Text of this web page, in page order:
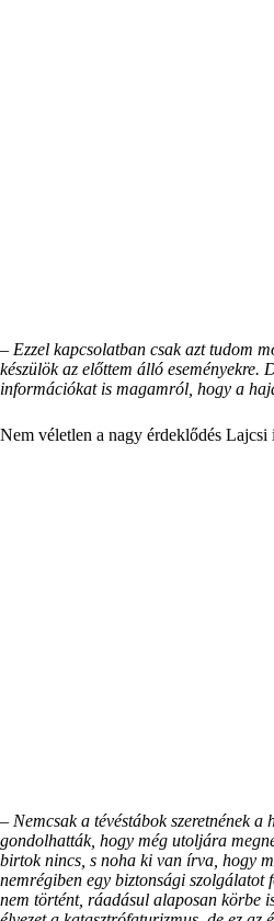
– Ezzel kapcsolatban csak azt tudom
készülök az előttem álló eseményekre.
információkat is magamról, hogy a
Nem véletlen a nagy érdeklődés
– Nemcsak a tévéstábok szeretnének
gondolhatták, hogy még utoljára
birtok nincs, s noha ki van írva, hogy
nemrégiben egy biztonsági szolgálatot
nem történt, ráadásul alaposan körbe